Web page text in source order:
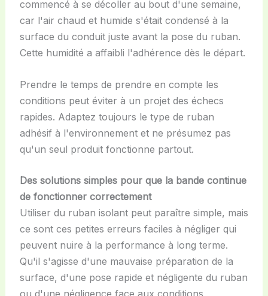
commencé à se décoller au bout d'une semaine,
car l'air chaud et humide s'était condensé à la
surface du conduit juste avant la pose du ruban.
Cette humidité a affaibli l'adhérence dès le départ.
Prendre le temps de prendre en compte les
conditions peut éviter à un projet des échecs
rapides. Adaptez toujours le type de ruban
adhésif à l'environnement et ne présumez pas
qu'un seul produit fonctionne partout.
Des solutions simples pour que la bande continue
de fonctionner correctement
Utiliser du ruban isolant peut paraître simple, mais
ce sont ces petites erreurs faciles à négliger qui
peuvent nuire à la performance à long terme.
Qu'il s'agisse d'une mauvaise préparation de la
surface, d'une pose rapide et négligente du ruban